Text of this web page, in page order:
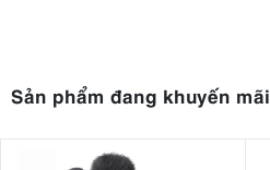
Sản phẩm đang khuyến mãi